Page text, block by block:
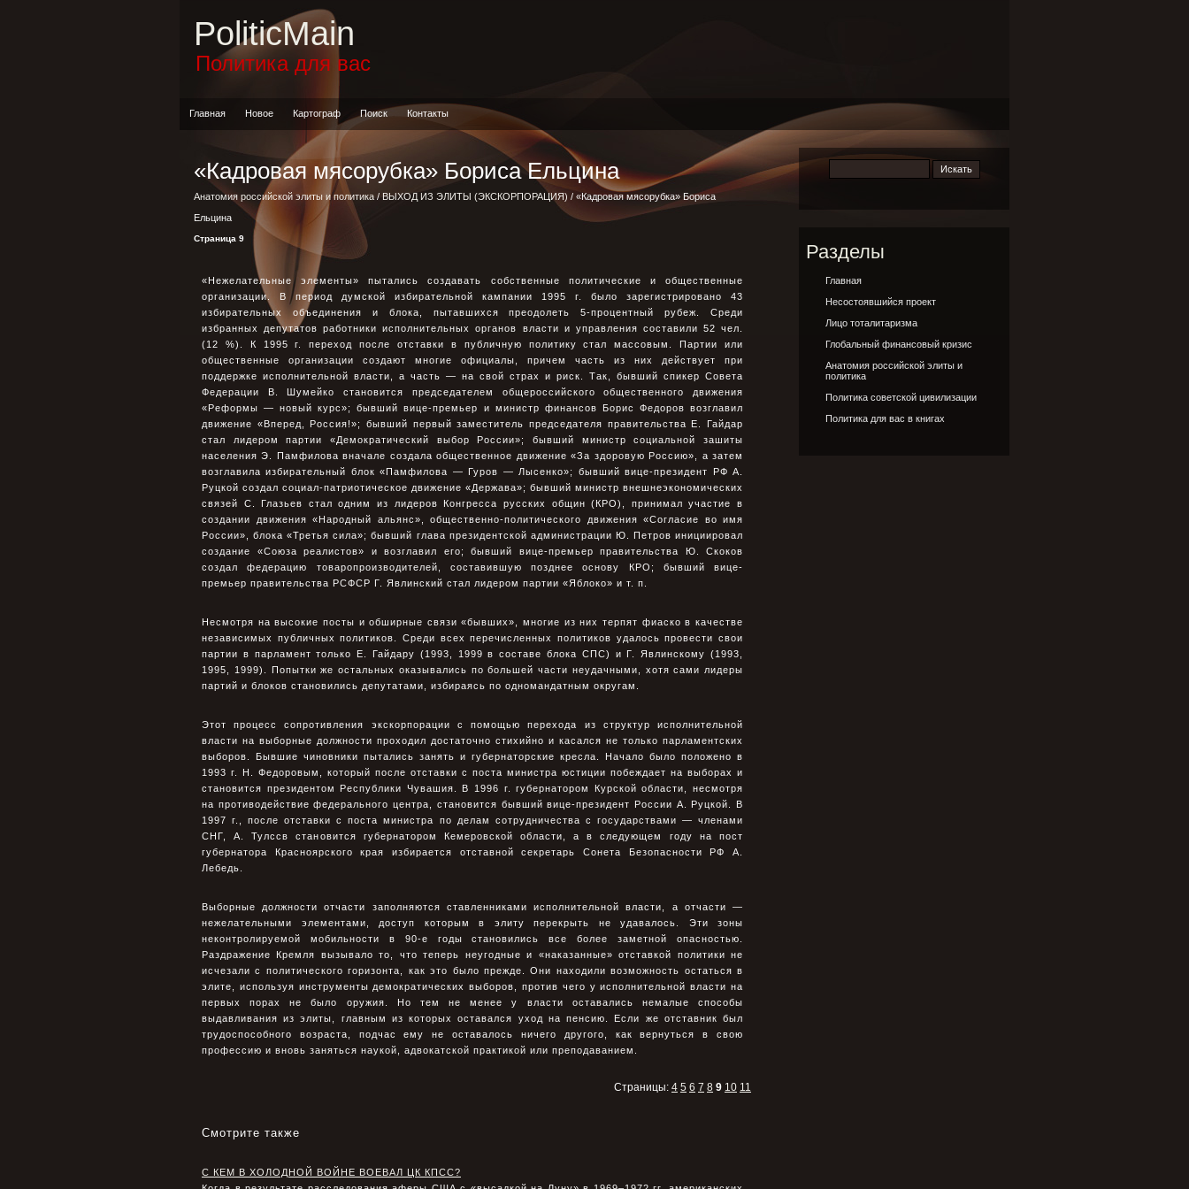
PoliticMain
Политика для вас
Главная Новое Картограф Поиск Контакты
«Кадровая мясорубка» Бориса Ельцина
Анатомия российской элиты и политика / ВЫХОД ИЗ ЭЛИТЫ (ЭКСКОРПОРАЦИЯ) / «Кадровая мясорубка» Бориса
Ельцина
Страница 9
«Нежелательные элементы» пытались создавать собственные политические и общественные
организации. В период думской избирательной кампании 1995 г. было зарегистрировано 43
избирательных объединения и блока, пытавшихся преодолеть 5-процентный рубеж. Среди
избранных депутатов работники исполнительных органов власти и управления составили 52 чел.
(12 %). К 1995 г. переход после отставки в публичную политику стал массовым. Партии или
общественные организации создают многие официалы, причем часть из них действует при
поддержке исполнительной власти, а часть — на свой страх и риск. Так, бывший спикер Совета
Федерации В. Шумейко становится председателем общероссийского общественного движения
«Реформы — новый курс»; бывший вице-премьер и министр финансов Борис Федоров возглавил
движение «Вперед, Россия!»; бывший первый заместитель председателя правительства Е. Гайдар
стал лидером партии «Демократический выбор России»; бывший министр социальной зашиты
населения Э. Памфилова вначале создала общественное движение «За здоровую Россию», а затем
возглавила избирательный блок «Памфилова — Гуров — Лысенко»; бывший вице-президент РФ А.
Руцкой создал социал-патриотическое движение «Держава»; бывший министр внешнеэкономических
связей С. Глазьев стал одним из лидеров Конгресса русских общин (КРО), принимал участие в
создании движения «Народный альянс», общественно-политического движения «Согласие во имя
России», блока «Третья сила»; бывший глава президентской администрации Ю. Петров инициировал
создание «Союза реалистов» и возглавил его; бывший вице-премьер правительства Ю. Скоков
создал федерацию товаропроизводителей, составившую позднее основу КРО; бывший вице-
премьер правительства РСФСР Г. Явлинский стал лидером партии «Яблоко» и т. п.
Несмотря на высокие посты и обширные связи «бывших», многие из них терпят фиаско в качестве
независимых публичных политиков. Среди всех перечисленных политиков удалось провести свои
партии в парламент только Е. Гайдару (1993, 1999 в составе блока СПС) и Г. Явлинскому (1993,
1995, 1999). Попытки же остальных оказывались по большей части неудачными, хотя сами лидеры
партий и блоков становились депутатами, избираясь по одномандатным округам.
Этот процесс сопротивления экскорпорации с помощью перехода из структур исполнительной
власти на выборные должности проходил достаточно стихийно и касался не только парламентских
выборов. Бывшие чиновники пытались занять и губернаторские кресла. Начало было положено в
1993 г. Н. Федоровым, который после отставки с поста министра юстиции побеждает на выборах и
становится президентом Республики Чувашия. В 1996 г. губернатором Курской области, несмотря
на противодействие федерального центра, становится бывший вице-президент России А. Руцкой. В
1997 г., после отставки с поста министра по делам сотрудничества с государствами — членами
СНГ, А. Тулссв становится губернатором Кемеровской области, а в следующем году на пост
губернатора Красноярского края избирается отставной секретарь Сонета Безопасности РФ А.
Лебедь.
Выборные должности отчасти заполняются ставленниками исполнительной власти, а отчасти —
нежелательными элементами, доступ которым в элиту перекрыть не удавалось. Эти зоны
неконтролируемой мобильности в 90-е годы становились все более заметной опасностью.
Раздражение Кремля вызывало то, что теперь неугодные и «наказанные» отставкой политики не
исчезали с политического горизонта, как это было прежде. Они находили возможность остаться в
элите, используя инструменты демократических выборов, против чего у исполнительной власти на
первых порах не было оружия. Но тем не менее у власти оставались немалые способы
выдавливания из элиты, главным из которых оставался уход на пенсию. Если же отставник был
трудоспособного возраста, подчас ему не оставалось ничего другого, как вернуться в свою
профессию и вновь заняться наукой, адвокатской практикой или преподаванием.
Страницы: 4 5 6 7 8 9 10 11
Смотрите также
С КЕМ В ХОЛОДНОЙ ВОЙНЕ ВОЕВАЛ ЦК КПСС?
Разделы
Главная
Несостоявшийся проект
Лицо тоталитаризма
Глобальный финансовый кризис
Анатомия российской элиты и
политика
Политика советской цивилизации
Политика для вас в книгах